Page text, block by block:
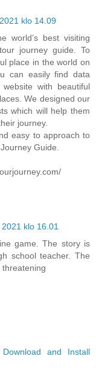
klo 14.09
world’s best visiting
journey guide. To
place in the world on
can easily find data
with beautiful
We designed our
which will help them
journey.
easy to approach to
Guide.
klo 16.01
game. The story is
school teacher. The
and Install